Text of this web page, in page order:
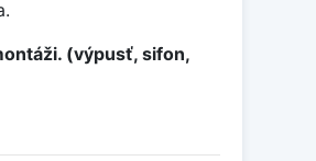
(výpusť, sifon,